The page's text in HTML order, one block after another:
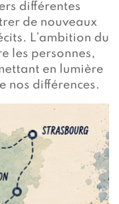
différentes
de nouveaux
L’ambition du
les personnes,
en lumière
nos différences.